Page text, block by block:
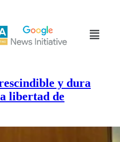
y dura
libertad de